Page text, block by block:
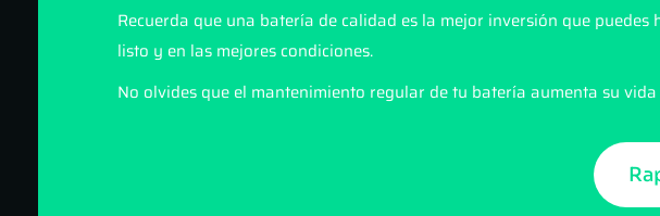
Recuerda que una batería de calidad es la mejor inversión que
listo y en las mejores condiciones.
No olvides que el mantenimiento regular de tu batería aumenta su